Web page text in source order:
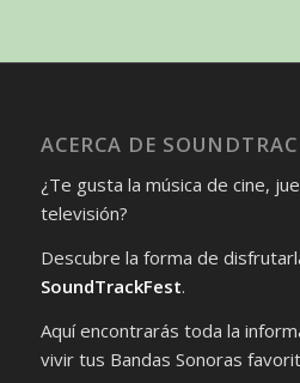
ACERCA DE
¿Te gusta la música de cine,
televisión?
Descubre la forma de
SoundTrackFest.
Aquí encontrarás toda la
vivir tus Bandas Sonoras